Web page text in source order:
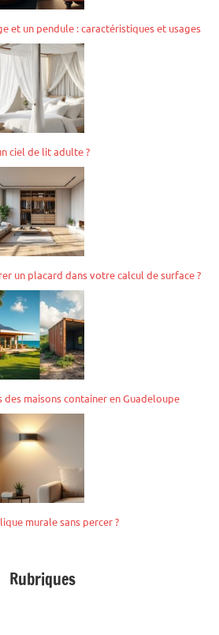
et un pendule : caractéristiques et usages
ciel de lit adulte ?
un placard dans votre calcul de surface ?
maisons container en Guadeloupe
murale sans percer ?
Rubriques